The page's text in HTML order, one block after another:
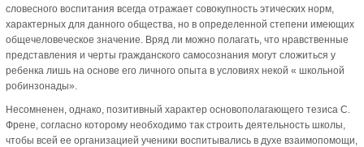
словесного воспитания всегда отражает совокупность этических норм,
характерных для данного общества, но в определенной степени имеющих
общечеловеческое значение. Вряд ли можно полагать, что нравственные
представления и черты гражданского самосознания могут сложиться у
ребенка лишь на основе его личного опыта в условиях некой « школьной
робинзонады».
Несомненен, однако, позитивный характер основополагающего тезиса С.
Френе, согласно которому необходимо так строить деятельность школы,
чтобы всей ее организацией ученики воспитывались в духе взаимопомощи,